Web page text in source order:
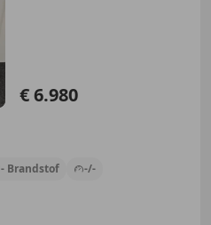
€ 6.980
- Brandstof -/-